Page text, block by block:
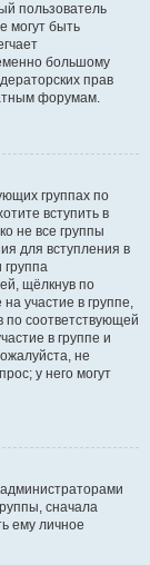
пользователь
могут быть
большому
прав
форумам.
группах по
вступить в
не все группы
для вступления в
щёлкнув по
участие в группе,
по соответствующей
в группе и
не
у него могут
сначала
ему личное